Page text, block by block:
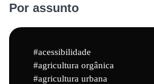
Por assunto
acessibilidade
agricultura orgânica
agricultura urbana